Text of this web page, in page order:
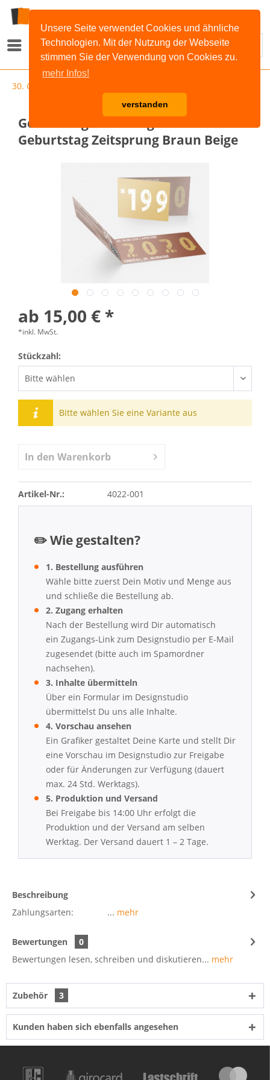
Unsere Seite verwendet Cookies und ähnliche
Technologien. Mit der Nutzung der Webseite
stimmen Sie der Verwendung von Cookies zu.
mehr Infos!
verstanden
Menü
30. Geburtstag
Geburtstag Einladungskarten - 30.
Geburtstag Zeitsprung Braun Beige
ab 15,00 € *
*inkl. MwSt.
Stückzahl:
Bitte wählen Sie eine Variante aus
In den Warenkorb
Artikel-Nr.: 4022-001
✏️ Wie gestalten?
1. Bestellung ausführen
Wähle bitte zuerst Dein Motiv und Menge aus
und schließe die Bestellung ab.
2. Zugang erhalten
Nach der Bestellung wird Dir automatisch
ein Zugangs-Link zum Designstudio per E-Mail
zugesendet (bitte auch im Spamordner
nachsehen).
3. Inhalte übermitteln
Über ein Formular im Designstudio
übermittelst Du uns alle Inhalte.
4. Vorschau ansehen
Ein Grafiker gestaltet Deine Karte und stellt Dir
eine Vorschau im Designstudio zur Freigabe
oder für Änderungen zur Verfügung (dauert
max. 24 Std. Werktags).
5. Produktion und Versand
Bei Freigabe bis 14:00 Uhr erfolgt die
Produktion und der Versand am selben
Werktag. Der Versand dauert 1 – 2 Tage.
Beschreibung
Zahlungsarten: ... mehr
Bewertungen
0
Bewertungen lesen, schreiben und diskutieren... mehr
Zubehör 3
Kunden haben sich ebenfalls angesehen